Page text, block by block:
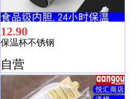
12.90
保温杯不锈钢
自营